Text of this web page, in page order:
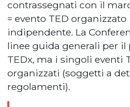
contrassegnati con il
= evento TED
indipendente. La
linee guida generali per
TEDx, ma i singoli eventi
organizzati (soggetti a
regolamenti).